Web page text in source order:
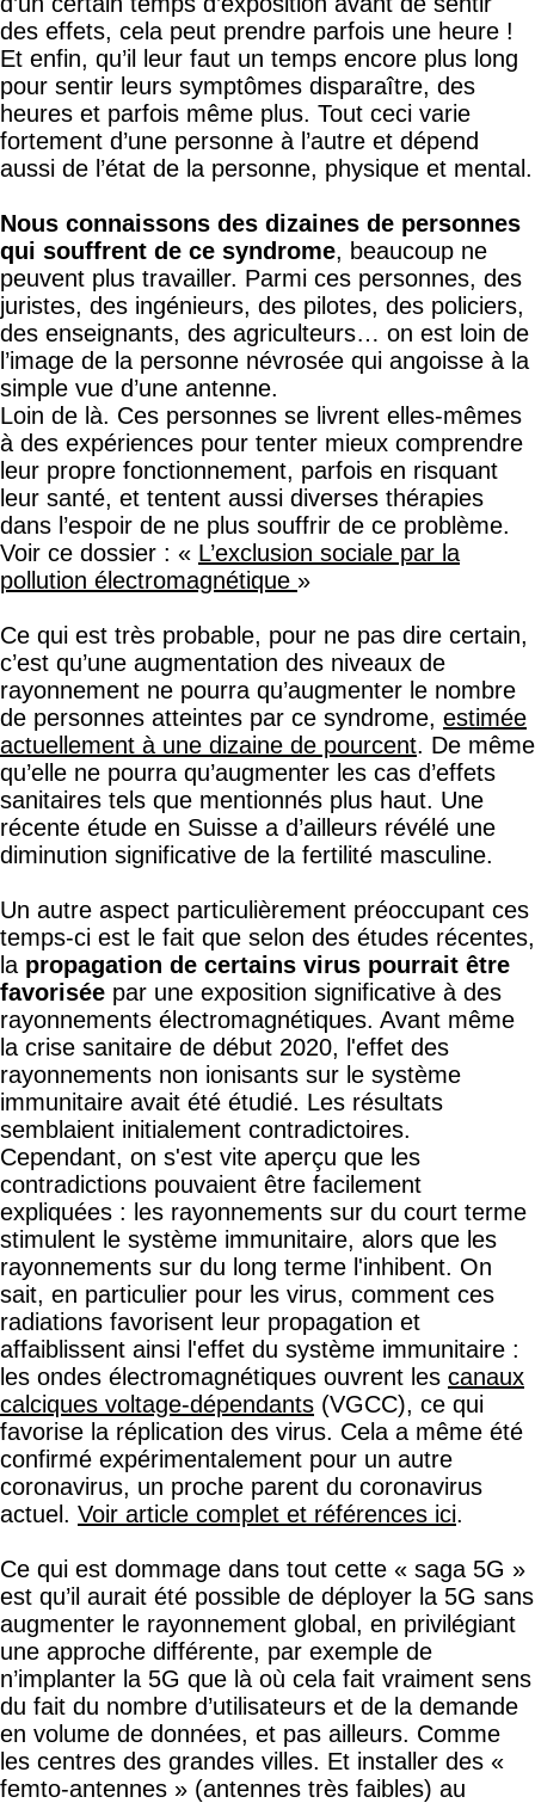
des effets, cela peut prendre parfois une heure !
Et enfin, qu’il leur faut un temps encore plus long
pour sentir leurs symptômes disparaître, des
heures et parfois même plus. Tout ceci varie
fortement d’une personne à l’autre et dépend
aussi de l’état de la personne, physique et mental.
Nous connaissons des dizaines de personnes
qui souffrent de ce syndrome, beaucoup ne
peuvent plus travailler. Parmi ces personnes, des
juristes, des ingénieurs, des pilotes, des policiers,
des enseignants, des agriculteurs… on est loin de
l’image de la personne névrosée qui angoisse à la
simple vue d’une antenne.
Loin de là. Ces personnes se livrent elles-mêmes
à des expériences pour tenter mieux comprendre
leur propre fonctionnement, parfois en risquant
leur santé, et tentent aussi diverses thérapies
dans l’espoir de ne plus souffrir de ce problème.
Voir ce dossier : « L’exclusion sociale par la
pollution électromagnétique »
Ce qui est très probable, pour ne pas dire certain,
c’est qu’une augmentation des niveaux de
rayonnement ne pourra qu’augmenter le nombre
de personnes atteintes par ce syndrome, estimée
actuellement à une dizaine de pourcent. De même
qu’elle ne pourra qu’augmenter les cas d’effets
sanitaires tels que mentionnés plus haut. Une
récente étude en Suisse a d’ailleurs révélé une
diminution significative de la fertilité masculine.
Un autre aspect particulièrement préoccupant ces
temps-ci est le fait que selon des études récentes,
la propagation de certains virus pourrait être
favorisée par une exposition significative à des
rayonnements électromagnétiques. Avant même
la crise sanitaire de début 2020, l'effet des
rayonnements non ionisants sur le système
immunitaire avait été étudié. Les résultats
semblaient initialement contradictoires.
Cependant, on s'est vite aperçu que les
contradictions pouvaient être facilement
expliquées : les rayonnements sur du court terme
stimulent le système immunitaire, alors que les
rayonnements sur du long terme l'inhibent. On
sait, en particulier pour les virus, comment ces
radiations favorisent leur propagation et
affaiblissent ainsi l'effet du système immunitaire :
les ondes électromagnétiques ouvrent les canaux
calciques voltage-dépendants (VGCC), ce qui
favorise la réplication des virus. Cela a même été
confirmé expérimentalement pour un autre
coronavirus, un proche parent du coronavirus
actuel. Voir article complet et références ici.
Ce qui est dommage dans tout cette « saga 5G »
est qu’il aurait été possible de déployer la 5G sans
augmenter le rayonnement global, en privilégiant
une approche différente, par exemple de
n’implanter la 5G que là où cela fait vraiment sens
du fait du nombre d’utilisateurs et de la demande
en volume de données, et pas ailleurs. Comme
les centres des grandes villes. Et installer des «
femto-antennes » (antennes très faibles) au